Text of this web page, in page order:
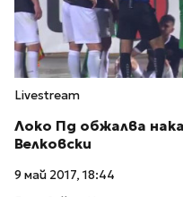
Livestream
Локо Пд обжалва
Велковски
9 май 2017, 18:44